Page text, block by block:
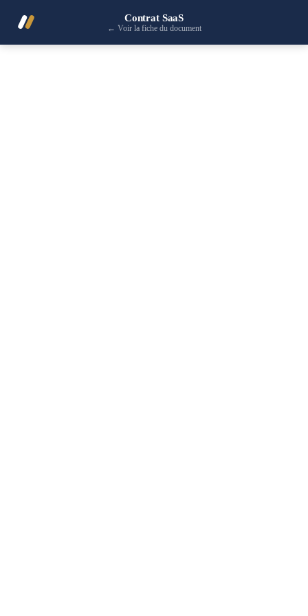
Contrat SaaS
← Voir la fiche du document